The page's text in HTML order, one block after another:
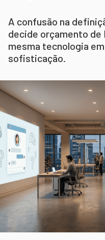
A confusão na
decide orçamento de
mesma tecnologia
sofisticação.